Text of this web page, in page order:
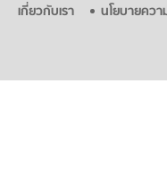
เกี่ยวกับเรา นโยบายคว